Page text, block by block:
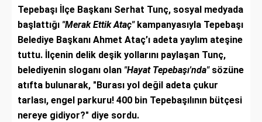
Tepebaşı İlçe Başkanı Serhat Tunç, sosyal medyada
başlattığı "Merak Ettik Ataç"kampanyasıyla Tepebaşı
Belediye Başkanı Ahmet Ataç’ı adeta yaylım ateşine
tuttu. İlçenin delik deşik yollarını paylaşan Tunç,
belediyenin sloganı olan "Hayat Tepebaşı'nda"sözüne
atıfta bulunarak, "Burası yol değil adeta çukur
tarlası, engel parkuru! 400 bin Tepebaşılının bütçesi
nereye gidiyor?" diye sordu.